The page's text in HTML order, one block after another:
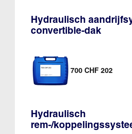
Hydraulisch
convertible-dak
700 CHF 202
Hydraulisch
rem-/